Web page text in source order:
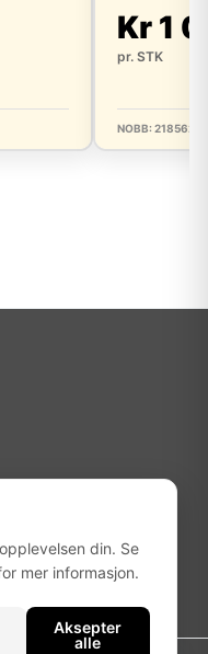
Kr 1
pr. STK
NOBB:
din. Se
mer informasjon.
Aksepter
alle